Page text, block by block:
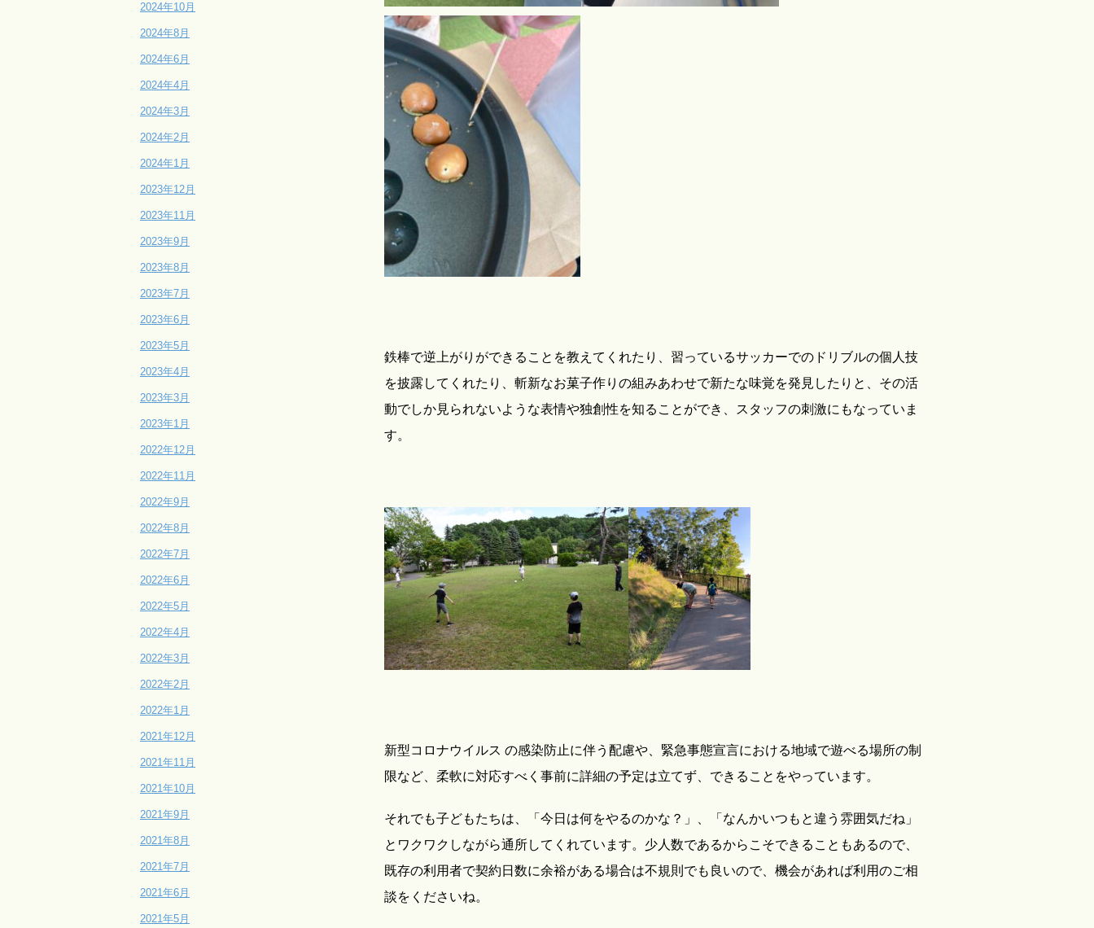
2024年10月
2024年8月
2024年6月
2024年4月
2024年3月
2024年2月
2024年1月
2023年12月
2023年11月
2023年9月
2023年8月
2023年7月
2023年6月
2023年5月
2023年4月
2023年3月
2023年1月
2022年12月
2022年11月
2022年9月
2022年8月
2022年7月
2022年6月
2022年5月
2022年4月
2022年3月
2022年2月
2022年1月
2021年12月
2021年11月
2021年10月
2021年9月
2021年8月
2021年7月
2021年6月
2021年5月
鉄棒で逆上がりができることを教えてくれたり、習っているサッカーでのドリブルの個人技
を披露してくれたり、斬新なお菓子作りの組みあわせで新たな味覚を発見したりと、その活
動でしか見られないような表情や独創性を知ることができ、スタッフの刺激にもなっていま
す。
新型コロナウイルス の感染防止に伴う配慮や、緊急事態宣言における地域で遊べる場所の制
限など、柔軟に対応すべく事前に詳細の予定は立てず、できることをやっています。
それでも子どもたちは、「今日は何をやるのかな？」、「なんかいつもと違う雰囲気だね」
とワクワクしながら通所してくれています。少人数であるからこそできることもあるので、
既存の利用者で契約日数に余裕がある場合は不規則でも良いので、機会があれば利用のご相
談をくださいね。